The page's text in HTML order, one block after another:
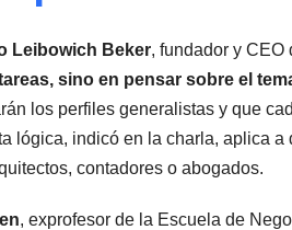
Leibowich Beker, fundador y CEO
sino en pensar sobre el
los perfiles generalistas y que
lógica, indicó en la charla, aplica
contadores o abogados.
, exprofesor de la Escuela de